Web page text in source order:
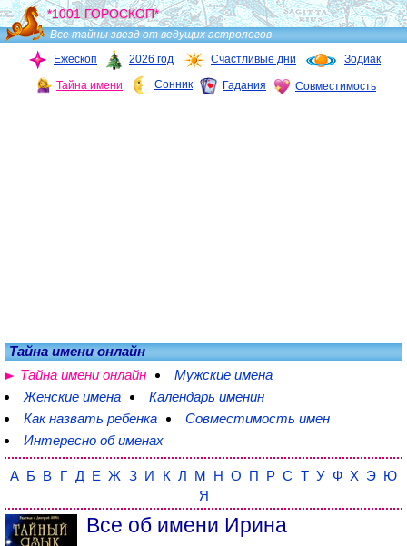
*1001 ГОРОСКОП*
Все тайны звезд от ведущих астрологов
Ежескоп
2026 год Счастливые дни Зодиак
Тайна имени Сонник Гадания Совместимость
Тайна имени онлайн
Тайна имени онлайн
Мужские имена
Женские имена
Календарь именин
Как назвать ребенка
Совместимость имен
Интересно об именах
А Б В Г Д Е Ж З И К Л М Н О П Р С Т У Ф Х Э Ю
Я
Все об имени Ирина